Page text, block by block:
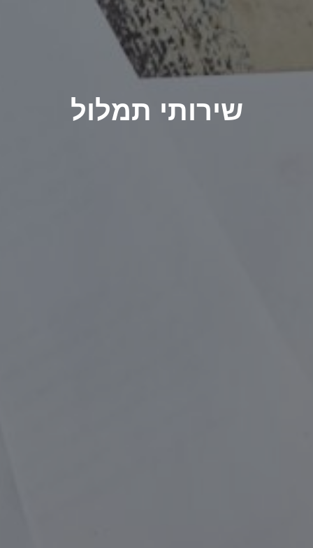
שירותי תמלול